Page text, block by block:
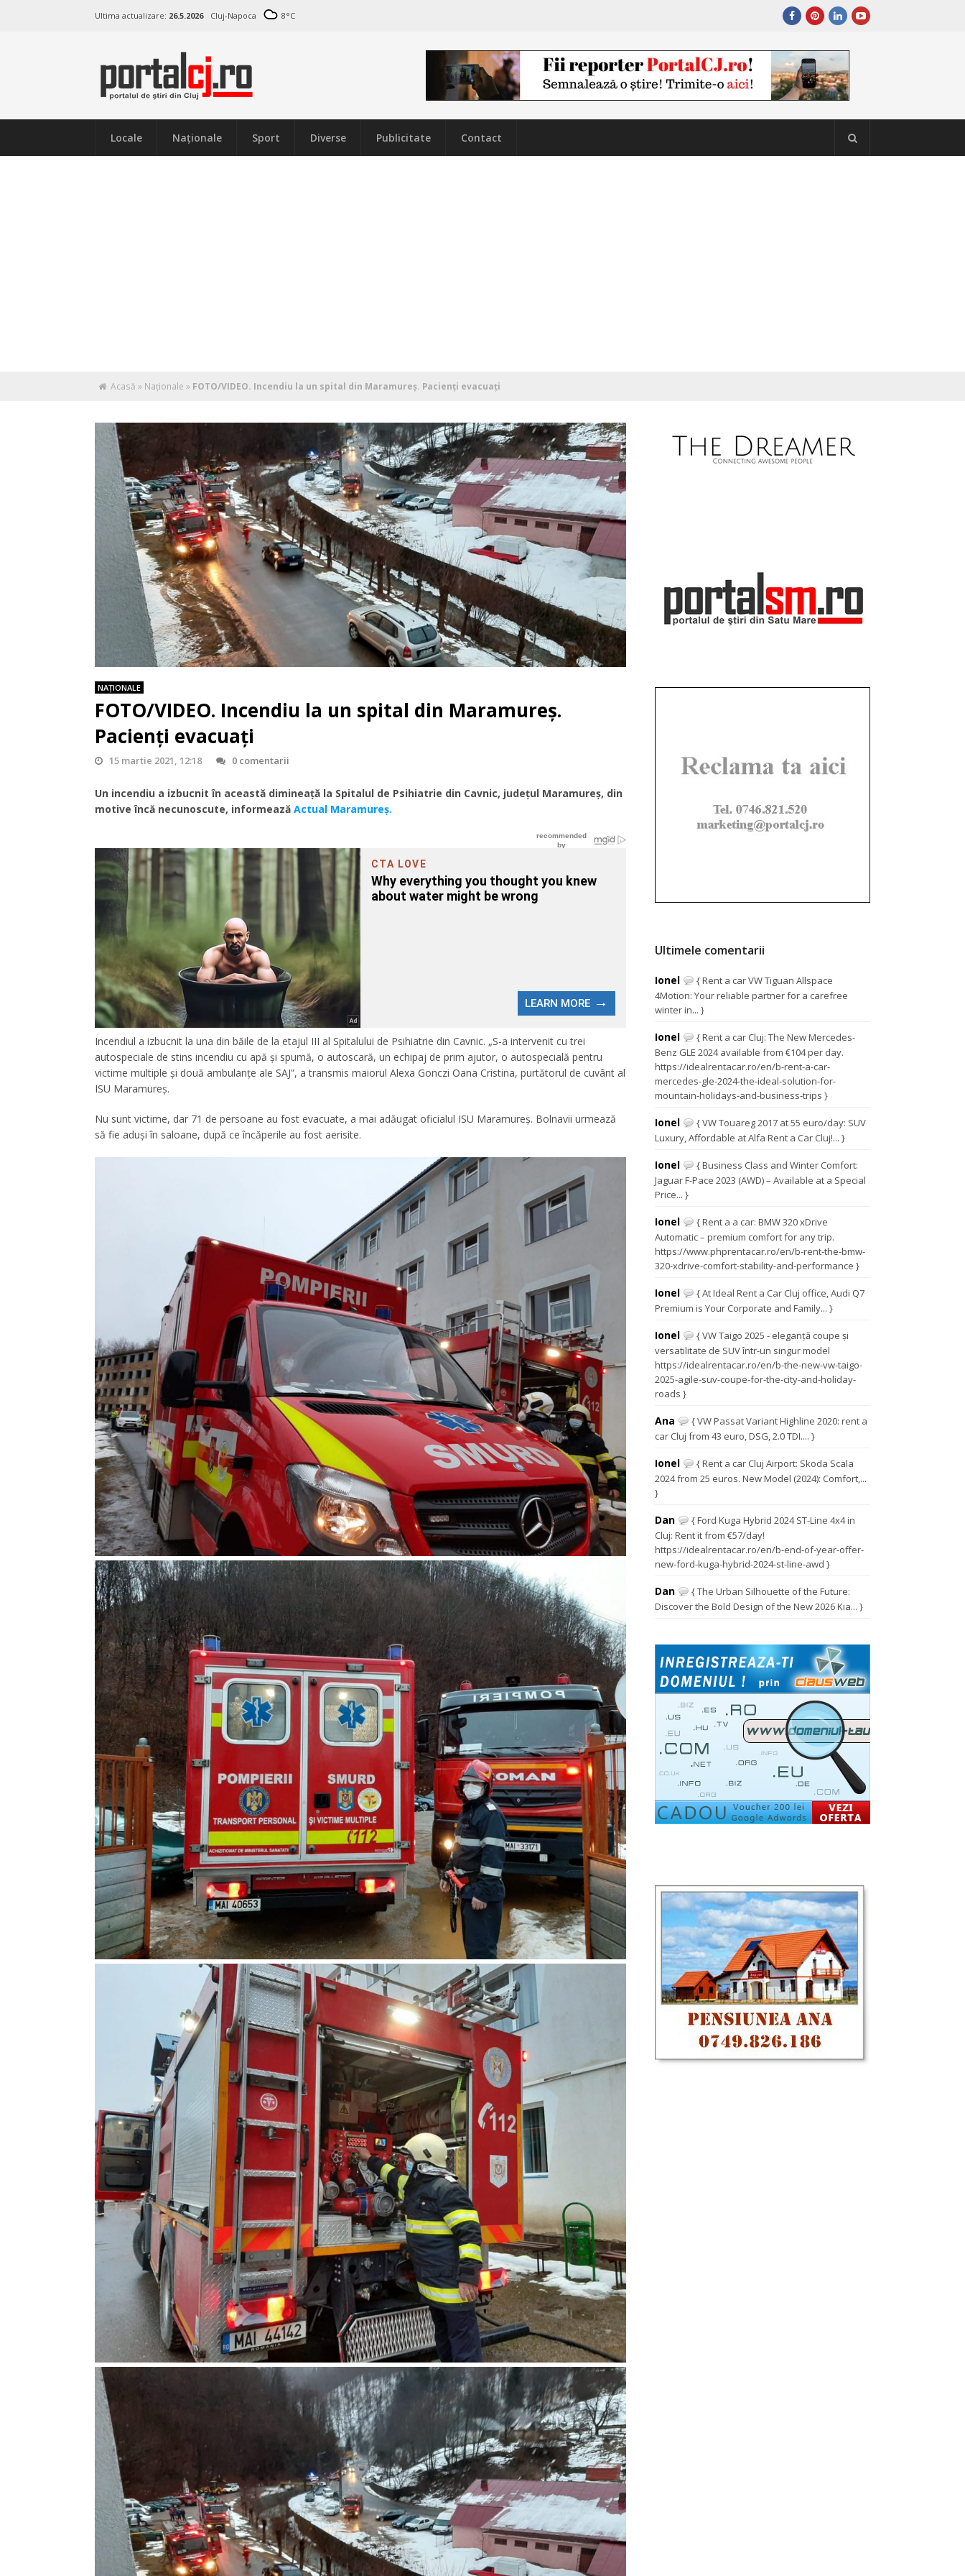
Ultima actualizare: 26.5.2026 Cluj-Napoca 8°C
Locale Naţionale Sport Diverse Publicitate Contact
Acasă » Naţionale » FOTO/VIDEO. Incendiu la un spital din Maramureș. Pacienți evacuați
NAŢIONALE
FOTO/VIDEO. Incendiu la un spital din Maramureș.
Pacienți evacuați
15 martie 2021, 12:18 0 comentarii
Un incendiu a izbucnit în această dimineaţă la Spitalul de Psihiatrie din Cavnic, judeţul Maramureş, din
motive încă necunoscute, informează Actual Maramureș.
Incendiul a izbucnit la una din băile de la etajul III al Spitalului de Psihiatrie din Cavnic. „S-a intervenit cu trei
autospeciale de stins incendiu cu apă și spumă, o autoscară, un echipaj de prim ajutor, o autospecială pentru
victime multiple și două ambulanțe ale SAJ”, a transmis maiorul Alexa Gonczi Oana Cristina, purtătorul de cuvânt al
ISU Maramureș.
Nu sunt victime, dar 71 de persoane au fost evacuate, a mai adăugat oficialul ISU Maramureș. Bolnavii urmează
să fie aduşi în saloane, după ce încăperile au fost aerisite.
Ultimele comentarii
Ionel
{ Rent a car VW Tiguan Allspace
4Motion: Your reliable partner for a carefree
winter in... }
Ionel
{ Rent a car Cluj: The New Mercedes-
Benz GLE 2024 available from €104 per day.
https://idealrentacar.ro/en/b-rent-a-car-
mercedes-gle-2024-the-ideal-solution-for-
mountain-holidays-and-business-trips }
Ionel
{ VW Touareg 2017 at 55 euro/day: SUV
Luxury, Affordable at Alfa Rent a Car Cluj!... }
Ionel
{ Business Class and Winter Comfort:
Jaguar F-Pace 2023 (AWD) – Available at a Special
Price... }
Ionel
{ Rent a a car: BMW 320 xDrive
Automatic – premium comfort for any trip.
https://www.phprentacar.ro/en/b-rent-the-bmw-
320-xdrive-comfort-stability-and-performance }
Ionel
{ At Ideal Rent a Car Cluj office, Audi Q7
Premium is Your Corporate and Family... }
Ionel
{ VW Taigo 2025 - eleganță coupe și
versatilitate de SUV într-un singur model
https://idealrentacar.ro/en/b-the-new-vw-taigo-
2025-agile-suv-coupe-for-the-city-and-holiday-
roads }
Ana
{ VW Passat Variant Highline 2020: rent a
car Cluj from 43 euro, DSG, 2.0 TDI.... }
Ionel
{ Rent a car Cluj Airport: Skoda Scala
2024 from 25 euros. New Model (2024): Comfort,...
}
Dan
{ Ford Kuga Hybrid 2024 ST-Line 4x4 in
Cluj: Rent it from €57/day!
https://idealrentacar.ro/en/b-end-of-year-offer-
new-ford-kuga-hybrid-2024-st-line-awd }
Dan
{ The Urban Silhouette of the Future:
Discover the Bold Design of the New 2026 Kia... }